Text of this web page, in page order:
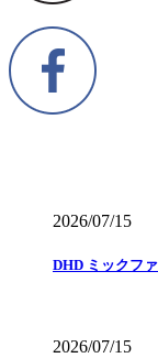
2026/07/15
DHD ミックフ
2026/07/15